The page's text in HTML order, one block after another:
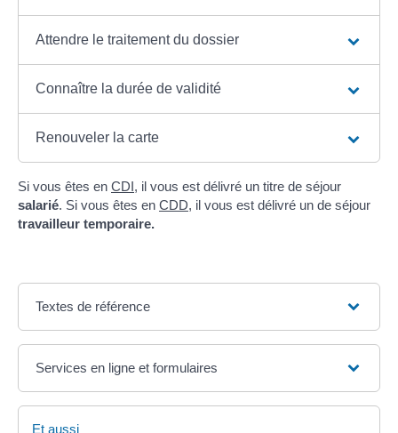
Attendre le traitement du dossier
Connaître la durée de validité
Renouveler la carte
Si vous êtes en CDI, il vous est délivré un titre de séjour
salarié. Si vous êtes en CDD, il vous est délivré un de séjour
travailleur temporaire.
Textes de référence
Services en ligne et formulaires
Et aussi